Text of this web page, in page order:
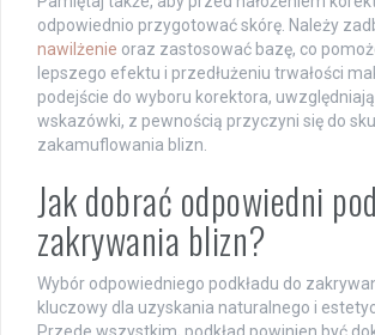
odpowiednio przygotować skórę. Należy
nawilżenie oraz zastosować bazę, co
lepszego efektu i przedłużeniu trwałości
podejście do wyboru korektora,
wskazówki, z pewnością przyczyni się do
zakamuflowania blizn.
Jak dobrać odpowiedni
zakrywania blizn?
Wybór odpowiedniego podkładu do
kluczowy dla uzyskania naturalnego i